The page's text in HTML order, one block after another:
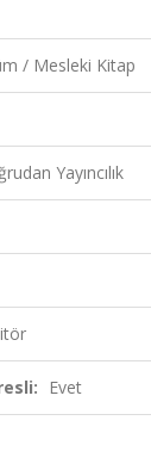
/ Mesleki Kitap
Yayıncılık
Evet